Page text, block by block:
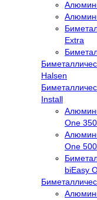
Extra
Halsen
Install
One 350
One 500
biEasy